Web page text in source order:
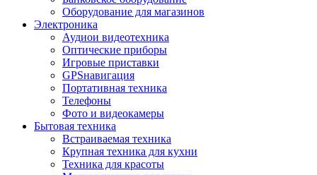
Оборудование для магазинов
Электроника
Аудиои видеотехника
Оптические приборы
Игровые приставки
GPSнавигация
Портативная техника
Телефоны
Фото и видеокамеры
Бытовая техника
Встраиваемая техника
Крупная техника для кухни
Техника для красоты